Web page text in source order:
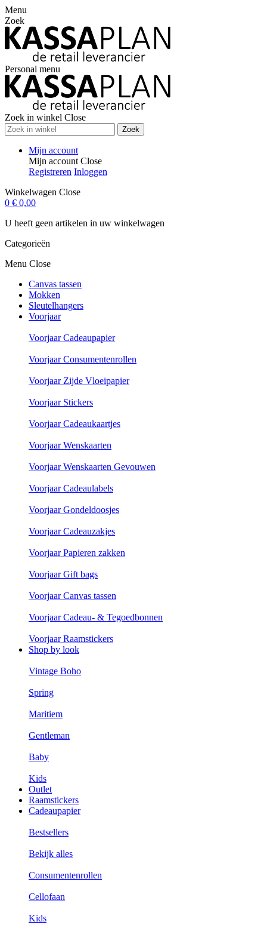
Menu
Zoek
Personal menu
Zoek in winkel Close
Zoek
Mijn account
Mijn account Close
Registreren Inloggen
Winkelwagen Close
0 € 0,00
U heeft geen artikelen in uw winkelwagen
Categorieën
Menu Close
Canvas tassen
Mokken
Sleutelhangers
Voorjaar
Voorjaar Cadeaupapier
Voorjaar Consumentenrollen
Voorjaar Zijde Vloeipapier
Voorjaar Stickers
Voorjaar Cadeaukaartjes
Voorjaar Wenskaarten
Voorjaar Wenskaarten Gevouwen
Voorjaar Cadeaulabels
Voorjaar Gondeldoosjes
Voorjaar Cadeauzakjes
Voorjaar Papieren zakken
Voorjaar Gift bags
Voorjaar Canvas tassen
Voorjaar Cadeau- & Tegoedbonnen
Voorjaar Raamstickers
Shop by look
Vintage Boho
Spring
Maritiem
Gentleman
Baby
Kids
Outlet
Raamstickers
Cadeaupapier
Bestsellers
Bekijk alles
Consumentenrollen
Cellofaan
Kids